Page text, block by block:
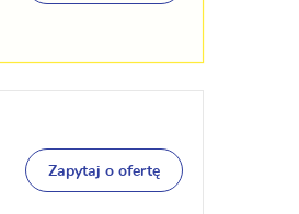
Zapytaj o ofertę